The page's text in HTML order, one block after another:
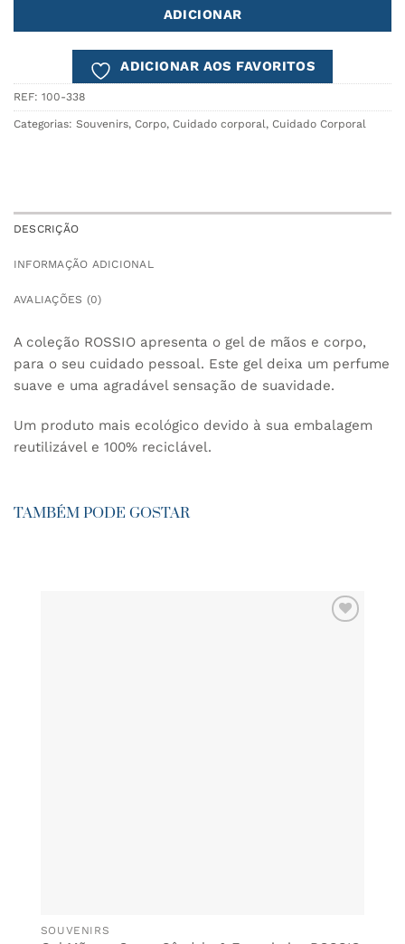
ADICIONAR
ADICIONAR AOS FAVORITOS
REF: 100-338
Categorias: Souvenirs, Corpo, Cuidado corporal, Cuidado Corporal
DESCRIÇÃO
INFORMAÇÃO ADICIONAL
AVALIAÇÕES (0)
A coleção ROSSIO apresenta o gel de mãos e corpo,
para o seu cuidado pessoal. Este gel deixa um perfume
suave e uma agradável sensação de suavidade.
Um produto mais ecológico devido à sua embalagem
reutilizável e 100% reciclável.
TAMBÉM PODE GOSTAR
SOUVENIRS